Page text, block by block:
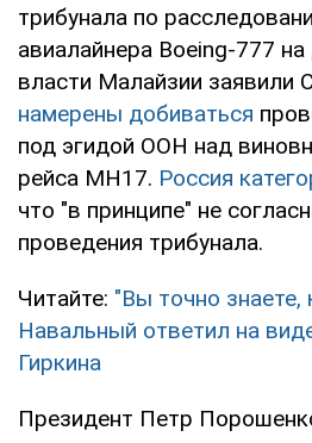
трибунала по
авиалайнера Boeing-777
власти Малайзии заявили
намерены добиваться
под эгидой ООН над
рейса MH17. Россия
что "в принципе" не
проведения трибунала.
Читайте: "Вы точно знаете,
Навальный ответил на
Гиркина
Президент Петр